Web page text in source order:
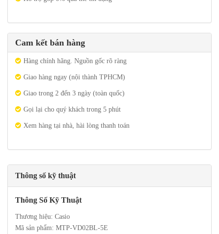
Cam kết bán hàng
Hàng chính hãng. Nguồn gốc rõ ràng
Giao hàng ngay (nội thành TPHCM)
Giao trong 2 đến 3 ngày (toàn quốc)
Gọi lại cho quý khách trong 5 phút
Xem hàng tại nhà, hài lòng thanh toán
Thông số kỹ thuật
Thông Số Kỹ Thuật
Thương hiệu: Casio
Mã sản phẩm: MTP-VD02BL-5E